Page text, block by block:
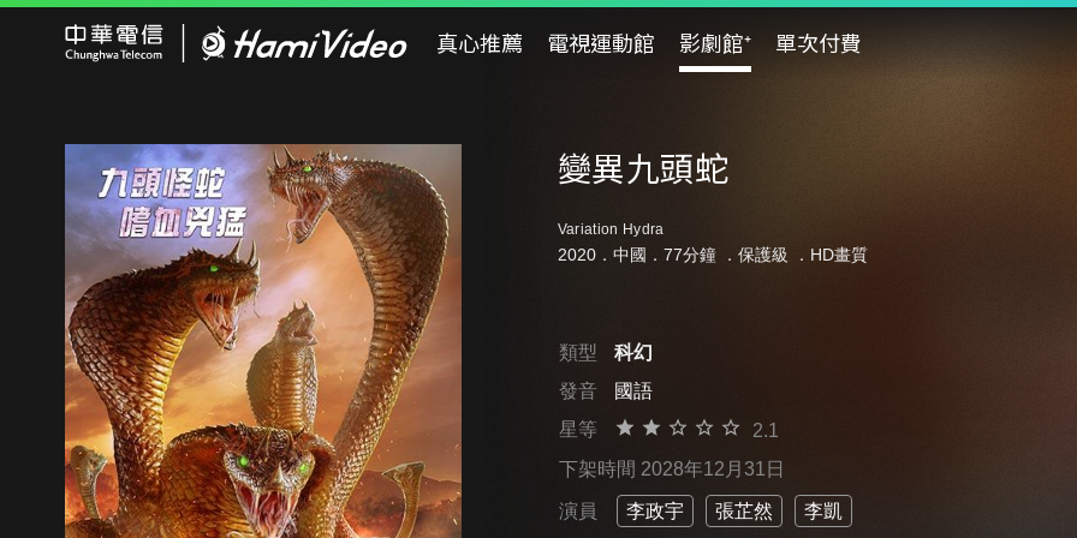
真心推薦 電視運動館 影劇館⁺ 單次付費
變異九頭蛇
Variation Hydra
2020．中國．77分鐘 ． 保護級 ．HD畫質
類型
科幻
發音
國語
星等
2.1
下架時間 2028年12月31日
演員 李政宇 張芷然 李凱